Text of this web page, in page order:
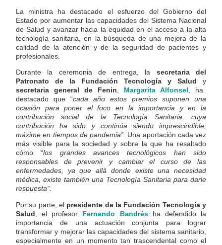
La ministra ha destacado el esfuerzo del Gobierno del
Estado por aumentar las capacidades del Sistema Nacional
de Salud y avanzar hacia la equidad en el acceso a la alta
tecnología sanitaria, en la búsqueda de una mejora de la
calidad de la atención y de la seguridad de pacientes y
profesionales.
Durante la ceremonia de entrega, la secretaria del
Patronato de la Fundación Tecnología y Salud y
secretaria general de Fenin, Margarita Alfonsel, ha
destacado que “cada año estos premios suponen una
ocasión para poner el foco en la importancia y en la
contribución social de la Tecnología Sanitaria, cuya
contribución ha sido y continúa siendo imprescindible,
máxime en tiempos de pandemia”. Una aportación cada vez
más visible para la sociedad y sobre la que ha resaltado
cómo “los grandes avances tecnológicos han sido
responsables de prevenir y cambiar el curso de las
enfermedades, ya que allá donde existe una necesidad
médica, existe también una Tecnología Sanitaria para darle
respuesta”.
Por su parte, el presidente de la Fundación Tecnología y
Salud , el profesor Fernando Bandrés
ha defendido la
importancia de una actuación conjunta para lograr
transformar y mejorar las capacidades del sistema sanitario,
especialmente en un momento tan trascendental como el